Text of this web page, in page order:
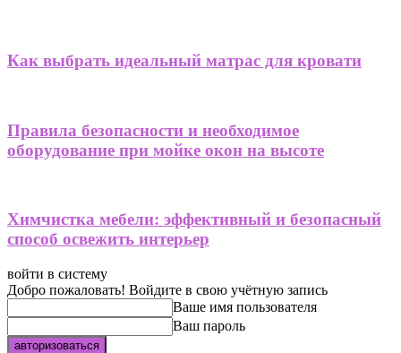
Как выбрать идеальный матрас для кровати
Правила безопасности и необходимое
оборудование при мойке окон на высоте
Химчистка мебели: эффективный и безопасный
способ освежить интерьер
войти в систему
Добро пожаловать! Войдите в свою учётную запись
Ваше имя пользователя
Ваш пароль